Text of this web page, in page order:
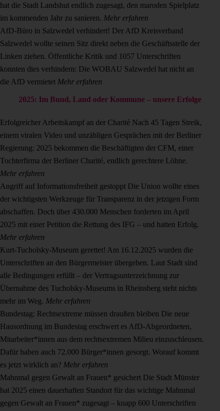
hat die Stadt Landshut endlich zugesagt, den maroden Spielplatz
im kommenden Jahr zu sanieren. Mehr erfahren
AfD-Büro in Salzwedel verhindert! Der AfD Kreisverband
Salzwedel wollte seinen Sitz direkt neben die Geschäftsstelle der
Linken ziehen. Öffentliche Kritik und 1057 Unterschriften
konnten dies verhindern: Die WOBAU Salzwedel hat nicht an
die AfD vermietet Mehr erfahren
2025: Im Bund, Land oder Kommune – unsere Erfolge
Erfolgreicher Arbeitskampf an der Charité Nach 45 Tagen Streik,
einem viralen Video und unzähligen Gesprächen mit der Berliner
Regierung: 2025 bekommen die Beschäftigten der CFM, einer
Tochterfirma der Berliner Charité, endlich gerechtere Löhne.
Mehr erfahren
Angriff auf Informationsfreiheit gestoppt Die Union wollte eines
der wichtigsten Werkzeuge für Transparenz in der jetzigen Form
abschaffen. Doch über 430.000 Menschen forderten im April
2025 mit einer Petition die Rettung des IFG – und hatten Erfolg.
Mehr erfahren
Kurt-Tucholsky-Museum gerettet! Am 16.12.2025 wurden die
Unterschriften an den Bürgermeister übergeben. Laut Stadt sind
alle Bedingungen erfüllt – der Vertragsunterzeichnung zur
Übernahme des Tucholsky-Museums in Rheinsberg steht nichts
mehr im Weg. Mehr erfahren
Bundestag: Rechtsextreme müssen draußen bleiben Die neue
Hausordnung im Bundestag erschwert es AfD-Abgeordneten,
Mitarbeiter*innen aus dem rechtsextremen Milieu einzuschleusen.
Dafür haben auch 72.000 Bürger*innen gesorgt. Worauf kommt
es jetzt wirklich an? Mehr erfahren
Mahnmal gegen Gewalt an Frauen* gesichert Die Stadt Münster
hat 2025 einen dauerhaften Standort für das wichtige Mahnmal
gegen Gewalt an Frauen* zugesagt – knapp 600 Unterschriften